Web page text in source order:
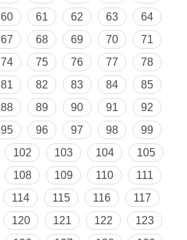
60 61 62 63
64
67 68 69 70
71
74 75 76 77
78
81 82 83 84
85
88 89 90 91
92
95 96 97 98
99
102 103 104
105
108 109 110
111
114 115 116
117
120 121 122
123